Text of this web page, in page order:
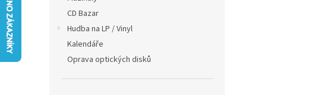
CD Bazar
Hudba na LP / Vinyl
Kalendáře
Oprava optických disků